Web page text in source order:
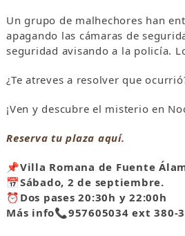
Un grupo de malhechores han
apagando las cámaras de
seguridad avisando a la policía.
¿Te atreves a resolver que
¡Ven y descubre el misterio en
Reserva tu plaza aquí.
📌Villa Romana de Fuente
📅Sábado, 2 de septiembre.
⏰ Dos pases 20:30h y 22:00h
Más info📞957605034 ext 380-